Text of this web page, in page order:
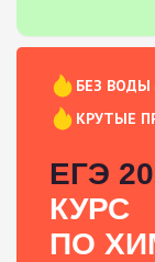
БЕЗ ВОДЫ
КРУТЫЕ
ЕГЭ
КУРС
ПО